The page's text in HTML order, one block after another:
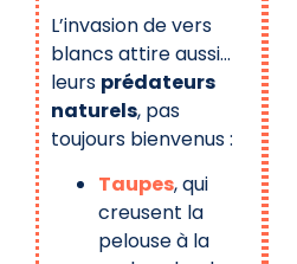
L’invasion de vers
blancs attire aussi…
leurs prédateurs
naturels, pas
toujours bienvenus :
Taupes, qui
creusent la
pelouse à la